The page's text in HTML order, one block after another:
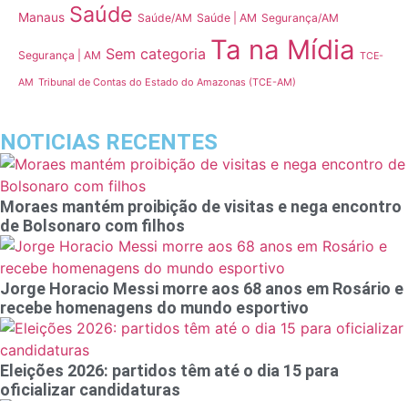
Manaus Saúde Saúde/AM Saúde | AM Segurança/AM
Segurança | AM Sem categoria Ta na Mídia TCE-
AM Tribunal de Contas do Estado do Amazonas (TCE-AM)
NOTICIAS RECENTES
Moraes mantém proibição de visitas e nega encontro
de Bolsonaro com filhos
Jorge Horacio Messi morre aos 68 anos em Rosário e
recebe homenagens do mundo esportivo
Eleições 2026: partidos têm até o dia 15 para
oficializar candidaturas